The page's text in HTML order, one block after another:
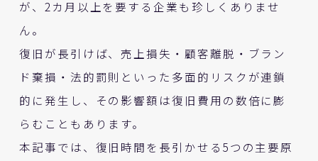
が、2カ月以上を要する企業も珍しくありませ
ん。
復旧が長引けば、売上損失・顧客離脱・ブラン
ド棄損・法的罰則といった多面的リスクが連鎖
的に発生し、その影響額は復旧費用の数倍に膨
らむこともあります。
本記事では、復旧時間を長引かせる5つの主要原